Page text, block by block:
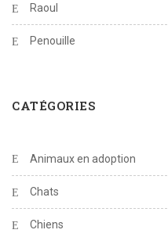
Raoul
Penouille
CATÉGORIES
Animaux en adoption
Chats
Chiens